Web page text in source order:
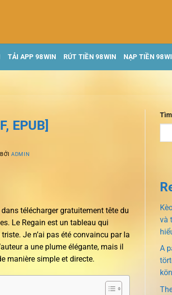
TẢI APP 98WIN RÚT TIỀN 98WIN NẠP TIỀN
EPUB]
BỞIADMIN
télécharger gratuitement tête du
Le Regain est un tableau qui
Je n’ai pas été convaincu par la
a une plume élégante, mais il
manière simple et directe.
và
A